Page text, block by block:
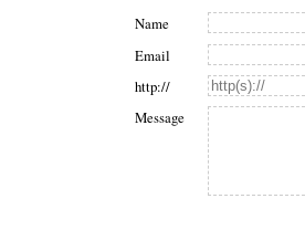
Name
Email
http://
Message